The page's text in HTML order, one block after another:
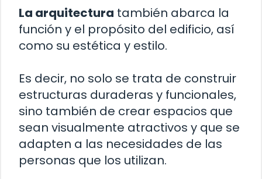
La arquitectura también abarca la
función y el propósito del edificio, así
como su estética y estilo.
Es decir, no solo se trata de construir
estructuras duraderas y funcionales,
sino también de crear espacios que
sean visualmente atractivos y que se
adapten a las necesidades de las
personas que los utilizan.